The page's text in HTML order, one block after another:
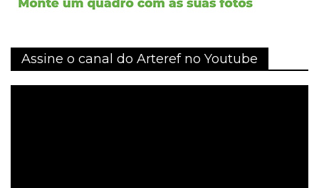
Assine o canal do Arteref no Youtube